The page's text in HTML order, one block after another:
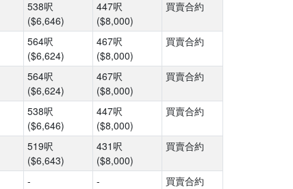
538呎
($6,646)
447呎
($8,000)
買賣合約
564呎
($6,624)
467呎
($8,000)
買賣合約
564呎
($6,624)
467呎
($8,000)
買賣合約
538呎
($6,646)
447呎
($8,000)
買賣合約
519呎
($6,643)
431呎
($8,000)
買賣合約
- -
買賣合約